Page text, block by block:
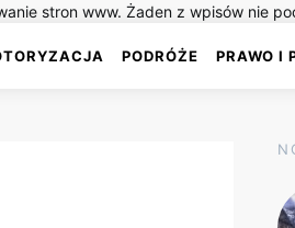
stron www. Żaden z wpisów nie
PODRÓŻE PRAWO I